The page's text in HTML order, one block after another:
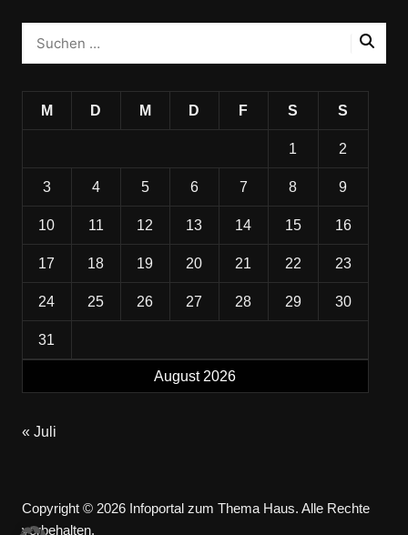
August 2026
M D M D F S S
1 2
3 4 5 6 7 8 9
10 11 12 13 14 15 16
17 18 19 20 21 22 23
24 25 26 27 28 29 30
31
« Juli
Copyright © 2026 Infoportal zum Thema Haus. Alle Rechte
vorbehalten.